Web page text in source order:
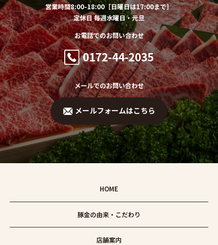
営業時間8:00-18:00［日曜日は17:00まで］
定休日 毎週水曜日・元旦
お電話でのお問い合わせ
0172-44-2035
メールでのお問い合わせ
メールフォームはこちら
HOME
豚金の由来・こだわり
店舗案内